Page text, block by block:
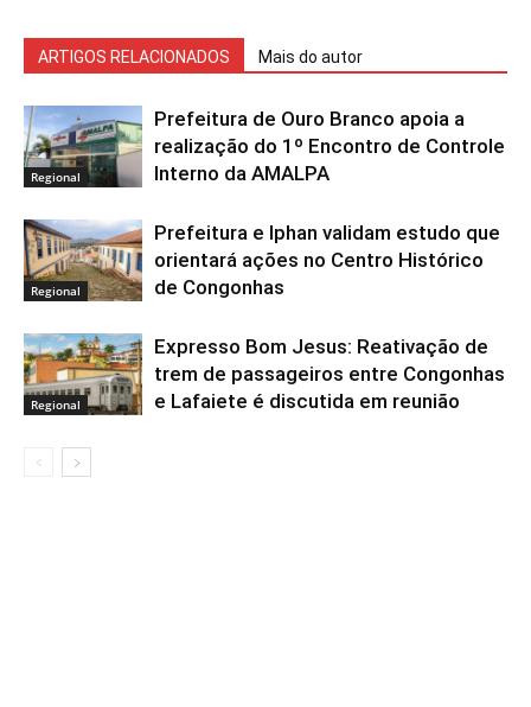
ARTIGOS RELACIONADOS Mais do autor
Regional
Prefeitura de Ouro Branco apoia a
realização do 1º Encontro de Controle
Interno da AMALPA
Regional
Prefeitura e Iphan validam estudo que
orientará ações no Centro Histórico
de Congonhas
Regional
Expresso Bom Jesus: Reativação de
trem de passageiros entre Congonhas
e Lafaiete é discutida em reunião